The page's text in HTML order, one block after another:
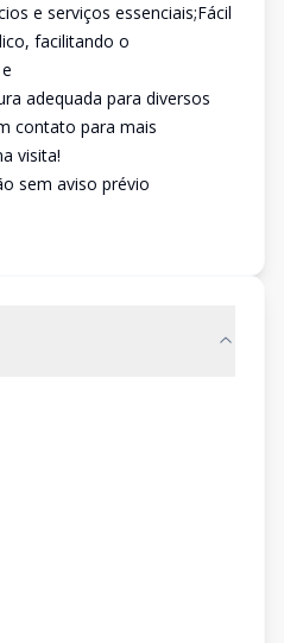
e serviços essenciais;Fácil
facilitando o
adequada para diversos
contato para mais
visita!
sem aviso prévio